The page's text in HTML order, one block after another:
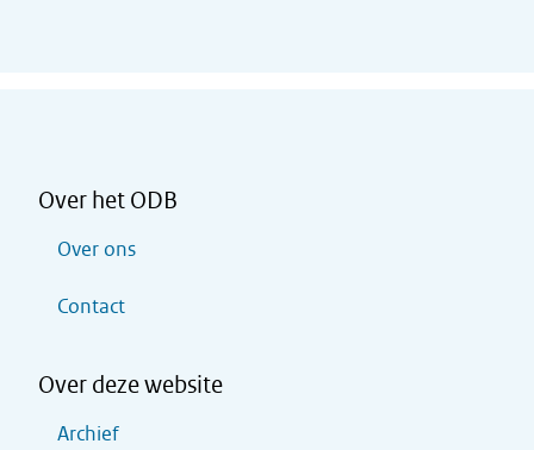
Over het ODB
Over ons
Contact
Over deze website
Archief